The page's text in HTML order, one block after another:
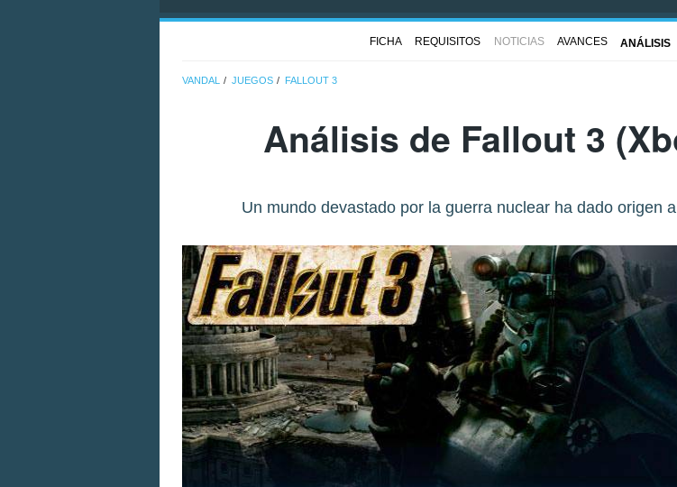
FICHA REQUISITOS NOTICIAS AVANCES ANÁLISIS
VANDAL JUEGOS FALLOUT 3
Análisis de Fallout 3
Un mundo devastado por la guerra nuclear ha dado origen